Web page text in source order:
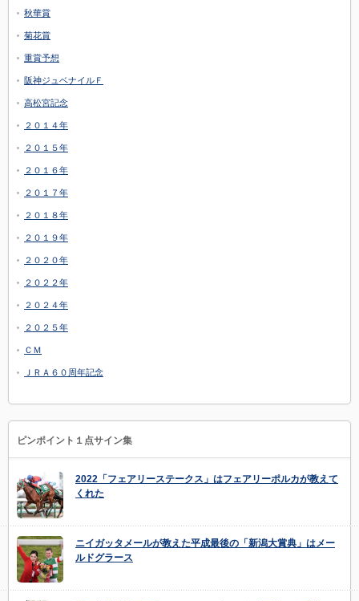
秋華賞
菊花賞
重賞予想
阪神ジュベナイルＦ
高松宮記念
２０１４年
２０１５年
２０１６年
２０１７年
２０１８年
２０１９年
２０２０年
２０２２年
２０２４年
２０２５年
ＣＭ
ＪＲＡ６０周年記念
ピンポイント１点サイン集
2022「フェアリーステークス」はフェアリーポルカが教えて
くれた
ニイガッタメールが教えた平成最後の「新潟大賞典」はメー
ルドグラース